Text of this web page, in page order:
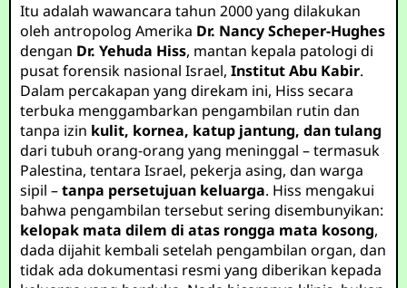
Itu adalah wawancara tahun 2000 yang dilakukan
oleh antropolog Amerika Dr. Nancy Scheper-Hughes
dengan Dr. Yehuda Hiss, mantan kepala patologi di
pusat forensik nasional Israel,Institut Abu Kabir.
Dalam percakapan yang direkam ini, Hiss secara
terbuka menggambarkan pengambilan rutin dan
tanpa izin kulit, kornea, katup jantung, dan tulang
dari tubuh orang-orang yang meninggal – termasuk
Palestina, tentara Israel, pekerja asing, dan warga
sipil –tanpa persetujuan keluarga. Hiss mengakui
bahwa pengambilan tersebut sering disembunyikan:
kelopak mata dilem di atas rongga mata kosong,
dada dijahit kembali setelah pengambilan organ, dan
tidak ada dokumentasi resmi yang diberikan kepada